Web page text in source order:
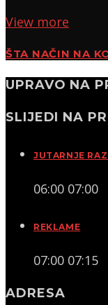
View more
ŠTA NAČIN NA
UPRAVO NA
SLIJEDI NA
JUTARNJE
06:00 07:00
REKLAME
07:00 07:15
ADRESA